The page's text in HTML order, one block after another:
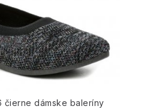
čierne dámske baleríny